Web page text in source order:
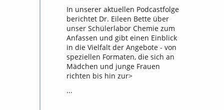
In unserer aktuellen Podcastfolge
berichtet Dr. Eileen Bette über
unser Schülerlabor Chemie zum
Anfassen und gibt einen Einblick
in die Vielfalt der Angebote - von
speziellen Formaten, die sich an
Mädchen und junge Frauen
richten bis hin zur>
...